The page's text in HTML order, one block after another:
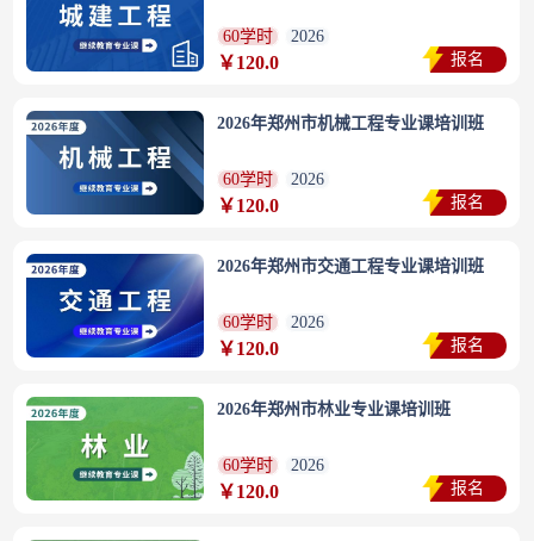
60学时 2026
￥120.0 报名
2026年郑州市机械工程专业课培训班
60学时 2026
￥120.0 报名
2026年郑州市交通工程专业课培训班
60学时 2026
￥120.0 报名
2026年郑州市林业专业课培训班
60学时 2026
￥120.0 报名